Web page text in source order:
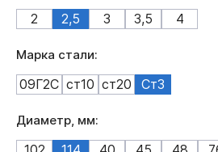
2 2,5 3 3,5 4
Марка стали:
09Г2С ст10 ст20 Ст3
Диаметр, мм: